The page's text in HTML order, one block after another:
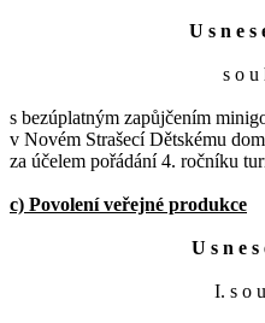
U s n e s
s o u
s bezúplatným zapůjčením
v Novém Strašecí Dětskému
za účelem pořádání 4. ročníku
c) Povolení veřejné produkce
U s n e s
I. s o